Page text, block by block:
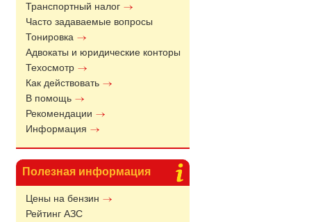
Транспортный налог
Часто задаваемые вопросы
Тонировка
Адвокаты и юридические конторы
Техосмотр
Как действовать
В помощь
Рекомендации
Информация
Полезная информация
Цены на бензин
Рейтинг АЗС